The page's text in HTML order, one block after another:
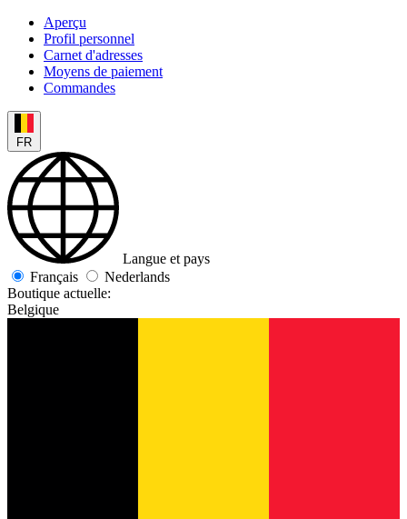
Aperçu
Profil personnel
Carnet d'adresses
Moyens de paiement
Commandes
FR
Langue et pays
Français
Nederlands
Boutique actuelle:
Belgique